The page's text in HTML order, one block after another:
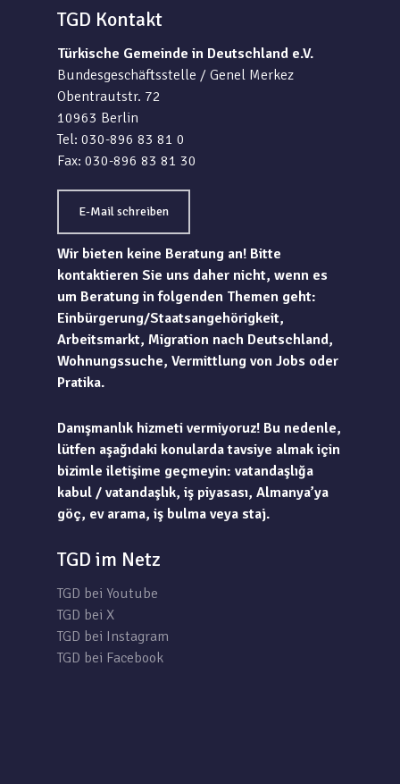
TGD Kontakt
Türkische Gemeinde in Deutschland e.V.
Bundesgeschäftsstelle / Genel Merkez
Obentrautstr. 72
10963 Berlin
Tel: 030-896 83 81 0
Fax: 030-896 83 81 30
E-Mail schreiben
Wir bieten keine Beratung an! Bitte
kontaktieren Sie uns daher nicht, wenn es
um Beratung in folgenden Themen geht:
Einbürgerung/Staatsangehörigkeit,
Arbeitsmarkt, Migration nach Deutschland,
Wohnungssuche, Vermittlung von Jobs oder
Pratika.
Danışmanlık hizmeti vermiyoruz! Bu nedenle,
lütfen aşağıdaki konularda tavsiye almak için
bizimle iletişime geçmeyin: vatandaşlığa
kabul / vatandaşlık, iş piyasası, Almanya’ya
göç, ev arama, iş bulma veya staj.
TGD im Netz
TGD bei Youtube
TGD bei X
TGD bei Instagram
TGD bei Facebook